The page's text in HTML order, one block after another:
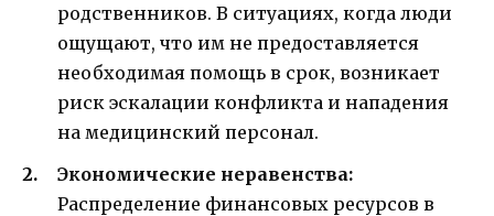
родственников. В ситуациях, когда люди
ощущают, что им не предоставляется
необходимая помощь в срок, возникает
риск эскалации конфликта и нападения
на медицинский персонал.
Экономические неравенства:
Распределение финансовых ресурсов в